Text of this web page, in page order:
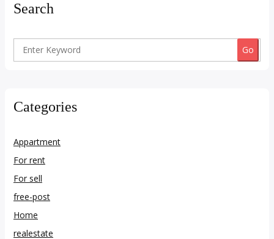
Search
Search
Categories
Appartment
For rent
For sell
free-post
Home
realestate